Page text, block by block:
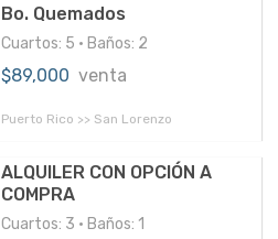
Bo. Quemados
Cuartos: 5 • Baños: 2
$89,000 venta
Puerto Rico >> San Lorenzo
ALQUILER CON OPCIÓN A
COMPRA
Cuartos: 3 • Baños: 1